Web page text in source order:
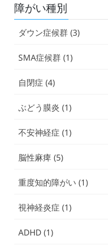
障がい種別
ダウン症候群 (3)
SMA症候群 (1)
自閉症 (4)
ぶどう膜炎 (1)
不安神経症 (1)
脳性麻痺 (5)
重度知的障がい (1)
視神経炎症 (1)
ADHD (1)